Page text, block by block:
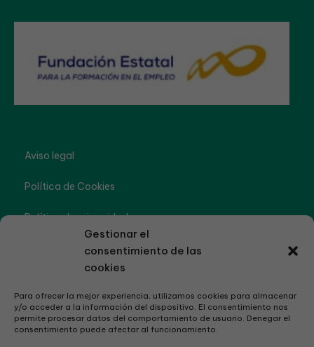
Gestionar el
consentimiento de las
cookies
Para ofrecer la mejor experiencia, utilizamos cookies para almacenar
y/o acceder a la información del dispositivo. El consentimiento nos
permite procesar datos del comportamiento de usuario. Denegar el
consentimiento puede afectar al funcionamiento.
Aviso legal
Política de Cookies
Política de privacidad
Accesibilidad